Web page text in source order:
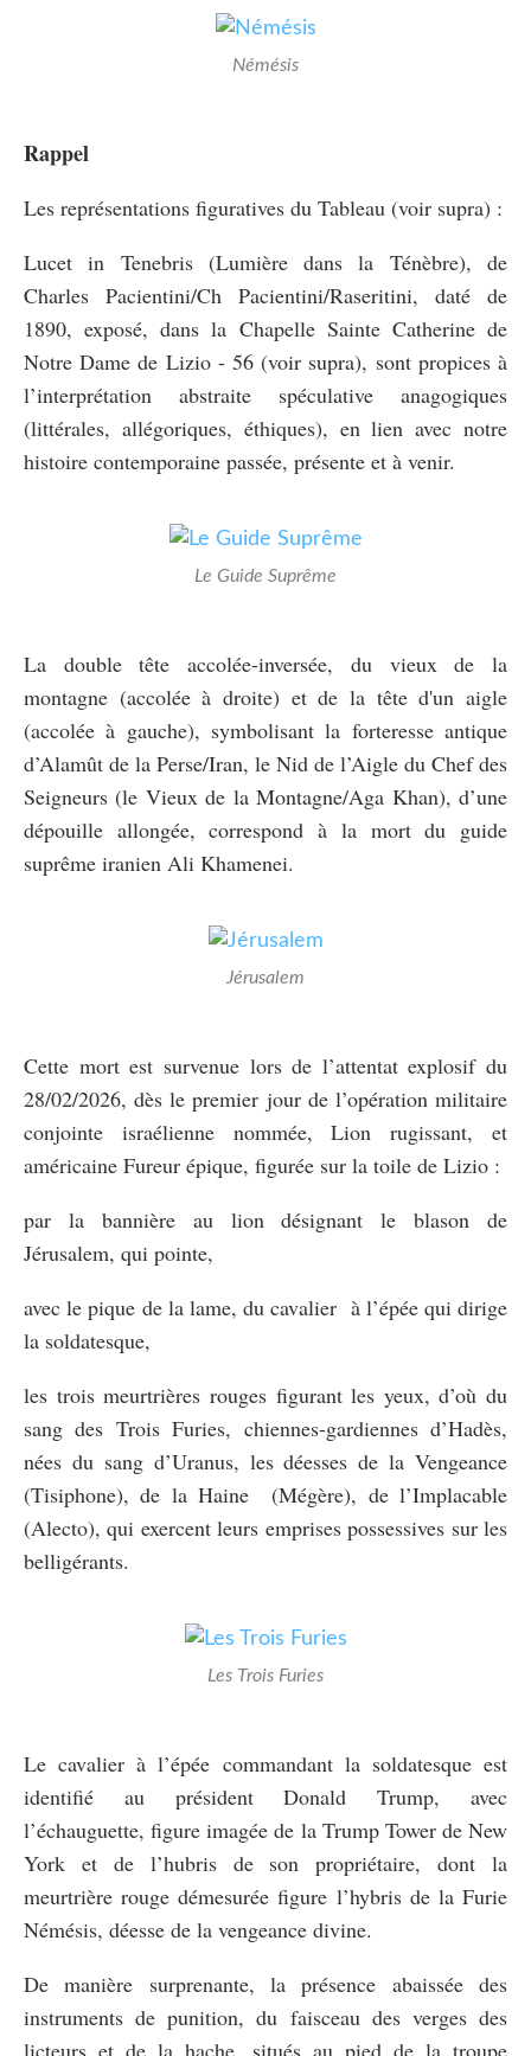
Némésis
Rappel
Les représentations figuratives du Tableau (voir supra) :
Lucet in Tenebris (Lumière dans la Ténèbre), de
Charles Pacientini/Ch Pacientini/Raseritini, daté de
1890, exposé, dans la Chapelle Sainte Catherine de
Notre Dame de Lizio - 56 (voir supra), sont propices à
l’interprétation abstraite spéculative anagogiques
(littérales, allégoriques, éthiques), en lien avec notre
histoire contemporaine passée, présente et à venir.
Le Guide Suprême
La double tête accolée-inversée, du vieux de la
montagne (accolée à droite) et de la tête d'un aigle
(accolée à gauche), symbolisant la forteresse antique
d’Alamût de la Perse/Iran, le Nid de l’Aigle du Chef des
Seigneurs (le Vieux de la Montagne/Aga Khan), d’une
dépouille allongée, correspond à la mort du guide
suprême iranien Ali Khamenei.
Jérusalem
Cette mort est survenue lors de l’attentat explosif du
28/02/2026, dès le premier jour de l’opération militaire
conjointe israélienne nommée, Lion rugissant, et
américaine Fureur épique, figurée sur la toile de Lizio :
par la bannière au lion désignant le blason de
Jérusalem, qui pointe,
avec le pique de la lame, du cavalier à l’épée qui dirige
la soldatesque,
les trois meurtrières rouges figurant les yeux, d’où du
sang des Trois Furies, chiennes-gardiennes d’Hadès,
nées du sang d’Uranus, les déesses de la Vengeance
(Tisiphone), de la Haine (Mégère), de l’Implacable
(Alecto), qui exercent leurs emprises possessives sur les
belligérants.
Les Trois Furies
Le cavalier à l’épée commandant la soldatesque est
identifié au président Donald Trump, avec
l’échauguette, figure imagée de la Trump Tower de New
York et de l’hubris de son propriétaire, dont la
meurtrière rouge démesurée figure l’hybris de la Furie
Némésis, déesse de la vengeance divine.
De manière surprenante, la présence abaissée des
instruments de punition, du faisceau des verges des
licteurs et de la hache, situés au pied de la troupe